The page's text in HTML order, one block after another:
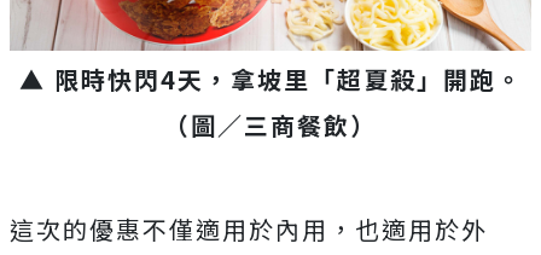
▲ 限時快閃4天，拿坡里「超夏殺」開跑。
（圖／三商餐飲）
這次的優惠不僅適用於內用，也適用於外